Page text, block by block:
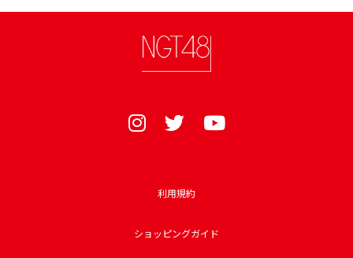
利用規約
ショッピングガイド